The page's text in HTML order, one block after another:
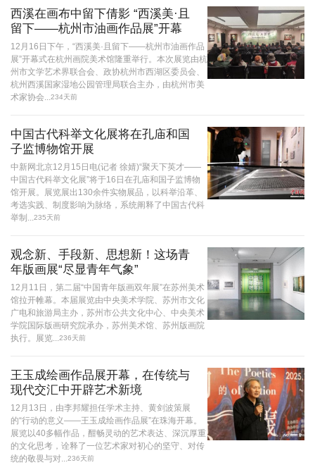
西溪在画布中留下倩影 “西溪美·且
留下——杭州市油画作品展”开幕
12月16日下午，“西溪美·且留下——杭州市油画作品
展”开幕式在杭州画院美术馆隆重举行。本次展览由杭
州市文学艺术界联合会、政协杭州市西湖区委员会、
杭州西溪国家湿地公园管理局联合主办，由杭州市美
术家协会...
234天前
中国古代科举文化展将在孔庙和国
子监博物馆开展
中新网北京12月15日电(记者 徐婧)“聚天下英才——
中国古代科举文化展”将于16日在孔庙和国子监博物
馆开展。展览展出130余件实物展品，以科举沿革、
考选实践、制度影响为脉络，系统阐释了中国古代科
举制...
235天前
观念新、手段新、思想新！这场青
年版画展“尽显青年气象”
12月11日，第二届“中国青年版画双年展”在苏州美术
馆拉开帷幕。本届展览由中央美术学院、苏州市文化
广电和旅游局主办，苏州市公共文化中心、中央美术
学院国际版画研究院承办，苏州美术馆、苏州版画院
执行。展览...
236天前
王玉成绘画作品展开幕，在传统与
现代交汇中开辟艺术新境
12月13日，由李邦耀担任学术主持、黄剑波策展
的“行动的意义——王玉成绘画作品展”在珠海开幕。
展览以40多幅作品，酣畅灵动的艺术表达、深沉厚重
的文化思考，诠释了一位艺术家对初心的坚守、对传
统的敬畏与对...
236天前